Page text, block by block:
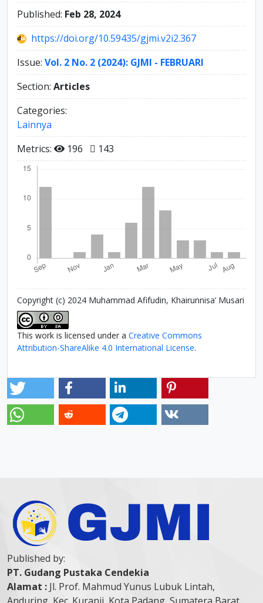
Published: Feb 28, 2024
https://doi.org/10.59435/gjmi.v2i2.367
Issue: Vol. 2 No. 2 (2024): GJMI - FEBRUARI
Section: Articles
Categories:
Lainnya
Metrics:
196 143
Copyright (c) 2024 Muhammad Afifudin, Khairunnisa’ Musari
This work is licensed under a Creative Commons
Attribution-ShareAlike 4.0 International License.
Published by:
PT. Gudang Pustaka Cendekia
Alamat : Jl. Prof. Mahmud Yunus Lubuk Lintah,
Anduring, Kec. Kuranji, Kota Padang, Sumatera Barat